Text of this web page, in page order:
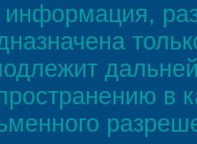
информация,
в